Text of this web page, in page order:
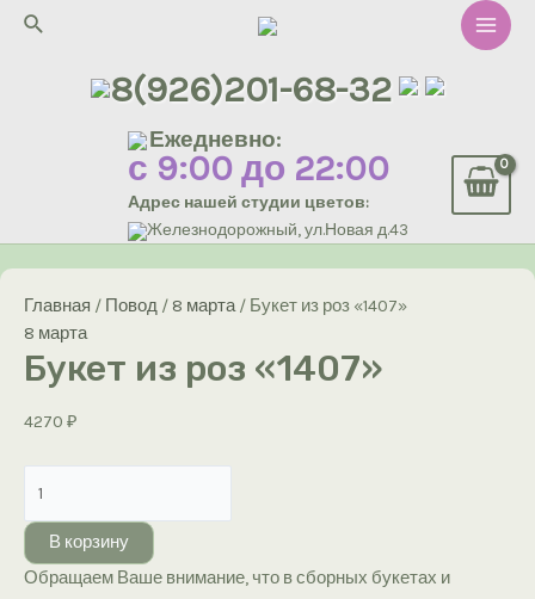
Перейти
Поиск
Main
8(926)201-68-32
Ежедневно:
с 9:00 до 22:00
Адрес нашей студии цветов:
Железнодорожный, ул.Новая д.43
Главная / Повод / 8 марта/ Букет из роз «1407»
8 марта
Букет из роз «1407»
4270 ₽
товара
Букет
из
роз
В корзину
Обращаем Ваше внимание, что в сборных букетах и